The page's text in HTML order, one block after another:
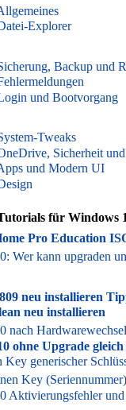
Explorer
Backup und
und Bootvorgang
Tweaks
Sicherheit
und Modern UI
für Windows
Pro Education
Wer kann upgraden
neu installieren
neu installieren
nach
ohne Upgrade
Key generischer
Key
Aktivierungsfehler